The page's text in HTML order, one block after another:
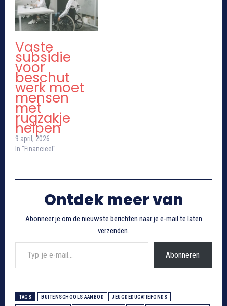
Vaste
subsidie
voor
beschut
werk moet
mensen
met
rugzakje
helpen
9 april, 2026
In "Financieel"
Ontdek meer van
Abonneer je om de nieuwste berichten naar je e-mail te laten
verzenden.
Typ je e-mail...
Abonneren
TAGS BUITENSCHOOLS AANBOD JEUGDEDUCATIEFONDS